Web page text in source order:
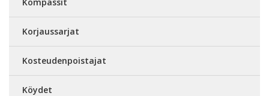
Korjaussarjat
Kosteudenpoistajat
Köydet